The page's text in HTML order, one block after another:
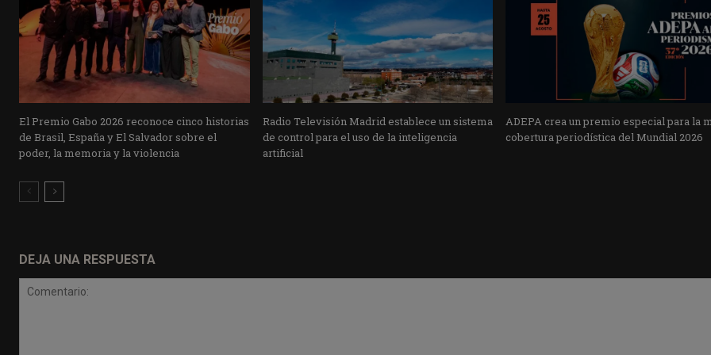
El Premio Gabo 2026 reconoce cinco historias
de Brasil, España y El Salvador sobre el
poder, la memoria y la violencia
Radio Televisión Madrid establece un sistema
de control para el uso de la inteligencia
artificial
ADEPA crea un premio especial para la
cobertura periodística del Mundial 2026
DEJA UNA RESPUESTA